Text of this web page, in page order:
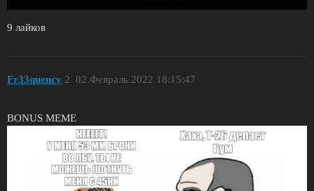
9 лайков
Fr33quency 02.Февраль.2022 18:15:47
2
BONUS MEME